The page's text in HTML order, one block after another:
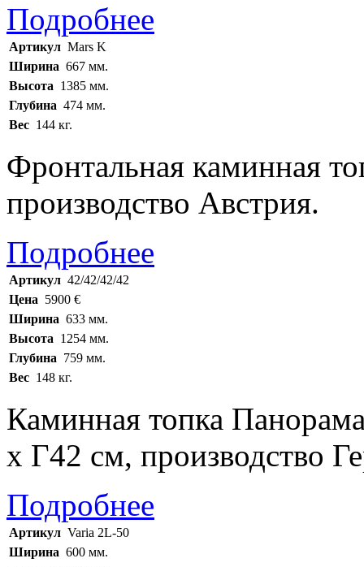
Подробнее
Артикул Mars K
Ширина 667 мм.
Высота 1385 мм.
Глубина 474 мм.
Вес 144 кг.
Фронтальная каминная
производство Австрия.
Подробнее
Артикул 42/42/42/42
Цена 5900 €
Ширина 633 мм.
Высота 1254 мм.
Глубина 759 мм.
Вес 148 кг.
Каминная топка
х Г42 см, производство
Подробнее
Артикул Varia 2L-50
Ширина 600 мм.